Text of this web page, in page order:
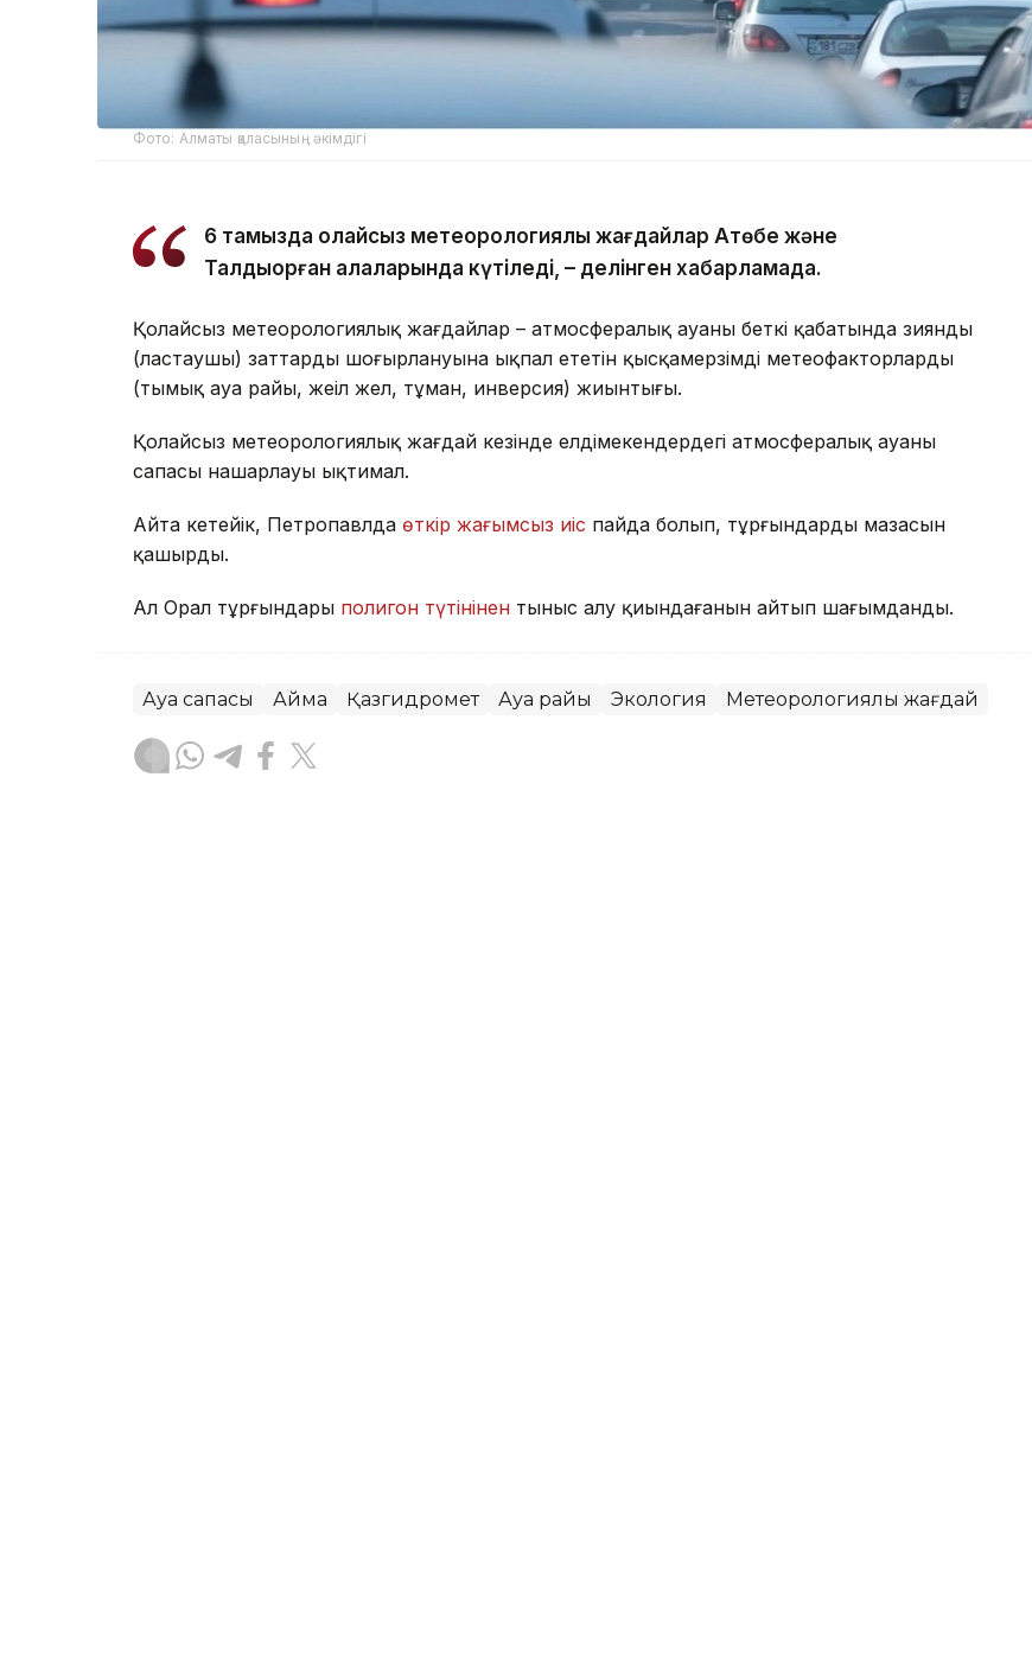
Фото: Алматы қаласының әкімдігі
6 тамызда қолайсыз метеорологиялық жағдайлар Ақтөбе және
Талдықорған қалаларында күтіледі, – делінген хабарламада.
Қолайсыз метеорологиялық жағдайлар – атмосфералық ауаның беткі қабатында зиянды
(ластаушы) заттардың шоғырлануына ықпал ететін қысқамерзімді метеофакторлардың
(тымық ауа райы, жеңіл жел, тұман, инверсия) жиынтығы.
Қолайсыз метеорологиялық жағдай кезінде елдімекендердегі атмосфералық ауаның
сапасы нашарлауы ықтимал.
Айта кетейік, Петропавлда өткір жағымсыз иіс пайда болып, тұрғындардың мазасын
қашырды.
Ал Орал тұрғындары полигон түтінінен тыныс алу қиындағанын айтып шағымданды.
Ауа сапасы Аймақ Қазгидромет Ауа райы Экология Метеорологиялық жағдай